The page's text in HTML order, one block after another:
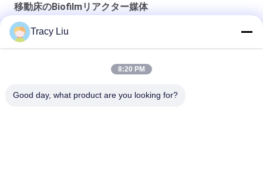
移動床のBiofilmリアクター媒体
K5移動床のBiofilmリアクター媒体の養魚場の水処理
Tracy Liu
8:20 PM
Good day, what product are you looking for?